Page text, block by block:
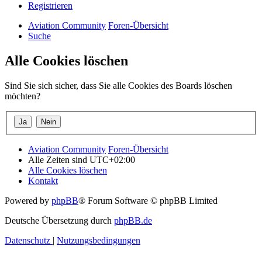
Registrieren
Aviation Community Foren-Übersicht
Suche
Alle Cookies löschen
Sind Sie sich sicher, dass Sie alle Cookies des Boards löschen
möchten?
Aviation Community Foren-Übersicht
Alle Zeiten sind UTC+02:00
Alle Cookies löschen
Kontakt
Powered by phpBB® Forum Software © phpBB Limited
Deutsche Übersetzung durch phpBB.de
Datenschutz | Nutzungsbedingungen